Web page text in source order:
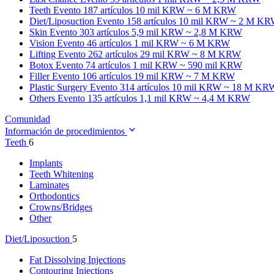
Teeth Evento 187 artículos 10 mil KRW ~ 6 M KRW
Diet/Liposuction Evento 158 artículos 10 mil KRW ~ 2 M
Skin Evento 303 artículos 5,9 mil KRW ~ 2,8 M KRW
Vision Evento 46 artículos 1 mil KRW ~ 6 M KRW
Lifting Evento 262 artículos 29 mil KRW ~ 8 M KRW
Botox Evento 74 artículos 1 mil KRW ~ 590 mil KRW
FillerEvento 106 artículos 19 mil KRW ~ 7 M KRW
Plastic Surgery Evento 314 artículos 10 mil KRW ~ 18 M
Others Evento 135 artículos 1,1 mil KRW ~ 4,4 M KRW
Comunidad
Información de procedimientos
Teeth 6
Implants
Teeth Whitening
Laminates
Orthodontics
Crowns/Bridges
Other
Diet/Liposuction 5
Fat Dissolving Injections
Contouring Injections